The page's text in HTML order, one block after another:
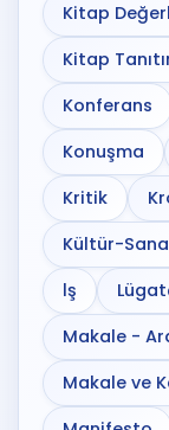
Kitap
Kitap
Konferans
Konuşma
Kritik
Kültür-
lş
Makale -
Makale ve